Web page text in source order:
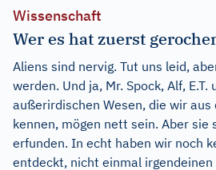
Wissenschaft
Wer es hat zuerst
Aliens sind nervig. Tut uns leid,
werden. Und ja, Mr. Spock, Alf, E.T.
außerirdischen Wesen, die wir aus
kennen, mögen nett sein. Aber sie
erfunden. In echt haben wir noch
entdeckt, nicht einmal